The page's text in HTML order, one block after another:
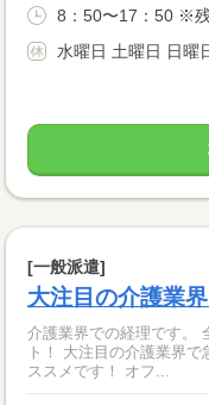
8：50〜17：50 ※
水曜日 土曜日 日曜
[一般派遣]
大注目の介護業
介護業界での経理です。
ト！ 大注目の介護業界
ススメです！ オフ...